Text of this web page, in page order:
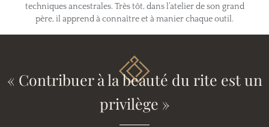
techniques ancestrales. Très tôt, dans l’atelier de son grand
père, il apprend à connaître et à manier chaque outil.
« Contribuer à la beauté du rite est un
privilège »